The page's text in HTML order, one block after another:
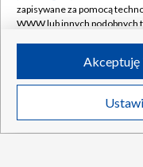
Transmisje
zapisywane za pomocą
WWW lub innych
ruchu w Internecie.
Twoje dane osobowe
poszczególnych serwisówna
Akceptuję